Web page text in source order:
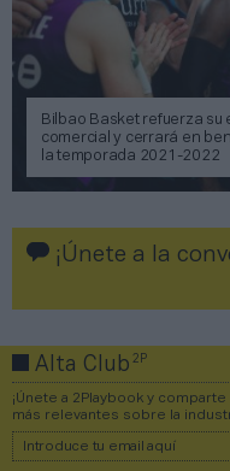
Bilbao Basket refuerza su
comercial y cerrará en
la temporada 2021-2022
¡Únete a la
Alta Club2P
¡Únete a 2Playbook y
más relevantes sobre la